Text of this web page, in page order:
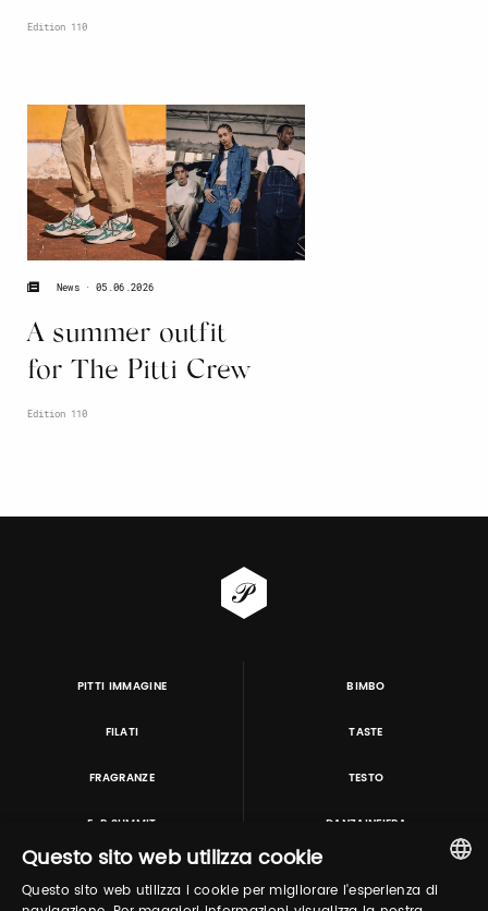
Edition 110
A summer outfit
for The Pitti Crew
News 05.06.2026
Edition 110
PITTI IMMAGINE BIMBO
FILATI TASTE
FRAGRANZE TESTO
E-P SUMMIT DANZAINFIERA
TUTORING & CONSULTING ITALIAN
Questo sito web utilizza cookie
Questo sito web utilizza i cookie per migliorare l'esperienza di